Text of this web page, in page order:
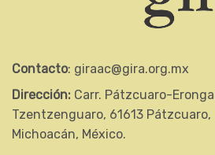
Contacto: giraac@gira.org.mx
Dirección: Carr. Pátzcuaro-
Tzentzenguaro, 61613 Pátzcuaro,
Michoacán, México.